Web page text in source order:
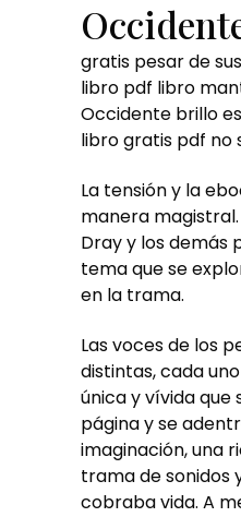
gratis pesar de
libro pdf libro
Occidente brillo
libro gratis pdf no
La tensión y la
manera
Dray y los demás
tema que se
en la trama.
Las voces de los
distintas, cada
única y vívida que
página y se
imaginación, una
trama de sonidos
cobraba vida. A